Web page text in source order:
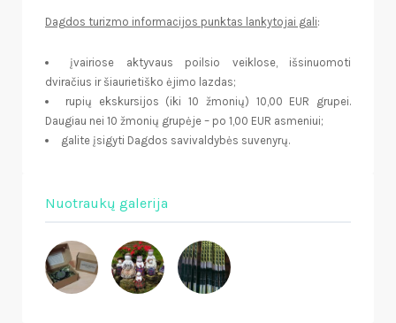
Dagdos turizmo informacijos punktas lankytojai gali:
įvairiose aktyvaus poilsio veiklose, išsinuomoti
dviračius ir šiaurietiško ėjimo lazdas;
rupių ekskursijos (iki 10 žmonių) 10,00 EUR grupei.
Daugiau nei 10 žmonių grupėje – po 1,00 EUR asmeniui;
galite įsigyti Dagdos savivaldybės suvenyrų.
Nuotraukų galerija